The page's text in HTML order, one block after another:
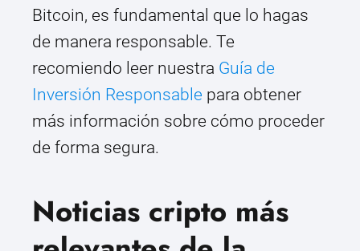
Bitcoin, es fundamental que lo hagas
de manera responsable. Te
recomiendo leer nuestra Guía de
Inversión Responsable para obtener
más información sobre cómo proceder
de forma segura.
Noticias cripto más